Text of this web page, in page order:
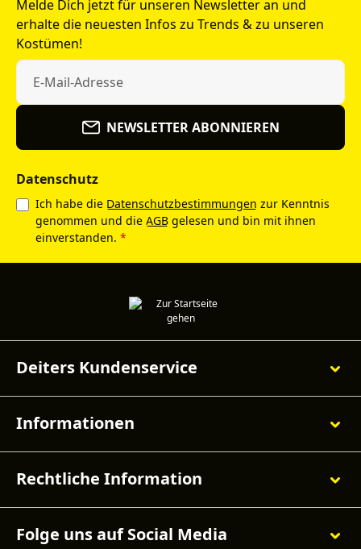
Melde Dich jetzt für unseren Newsletter an und
erhalte die neuesten Infos zu Trends & zu unseren
Kostümen!
NEWSLETTER ABONNIEREN
Datenschutz
Ich habe die Datenschutzbestimmungen zur Kenntnis
genommen und die AGB gelesen und bin mit ihnen
einverstanden. *
Deiters Kundenservice
Informationen
Rechtliche Information
Folge uns auf Social Media